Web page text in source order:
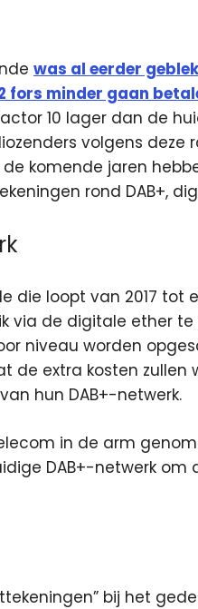
was al eerder
fors minder gaan
10 lager dan de
volgens deze
komende jaren
rond DAB+,
die loopt van 2017 tot
via de digitale ether te
niveau worden
de extra kosten zullen
hun DAB+-netwerk.
in de arm
DAB+-netwerk om
bij het